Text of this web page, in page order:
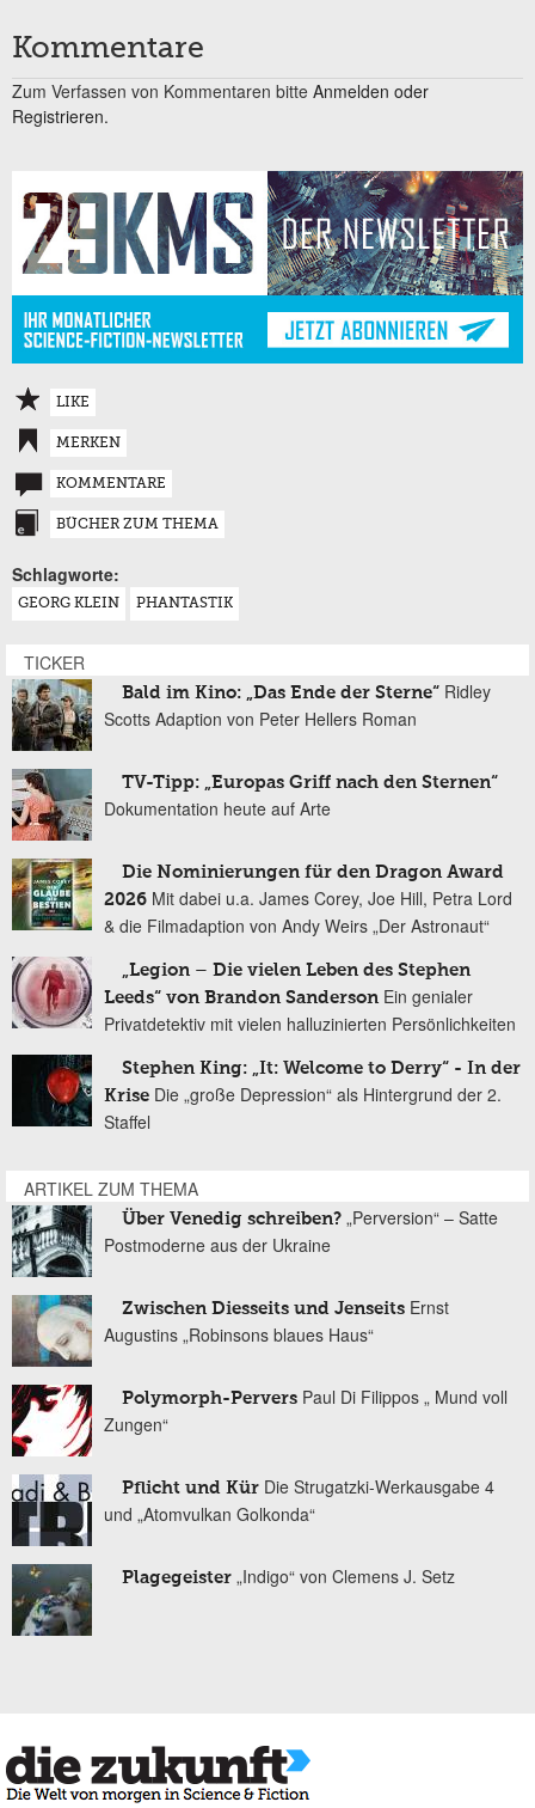
Kommentare
Zum Verfassen von Kommentaren bitte Anmelden oder
Registrieren.
LIKE
MERKEN
KOMMENTARE
BÜCHER ZUM THEMA
Schlagworte:
GEORG KLEIN PHANTASTIK
TICKER
Bald im Kino: „Das Ende der Sterne“ Ridley
Scotts Adaption von Peter Hellers Roman
TV-Tipp: „Europas Griff nach den Sternen“
Dokumentation heute auf Arte
Die Nominierungen für den Dragon Award
2026 Mit dabei u.a. James Corey, Joe Hill, Petra Lord
& die Filmadaption von Andy Weirs „Der Astronaut“
„Legion – Die vielen Leben des Stephen
Leeds“ von Brandon Sanderson Ein genialer
Privatdetektiv mit vielen halluzinierten Persönlichkeiten
Stephen King: „It: Welcome to Derry“ - In der
Krise Die „große Depression“ als Hintergrund der 2.
Staffel
ARTIKEL ZUM THEMA
Über Venedig schreiben? „Perversion“ – Satte
Postmoderne aus der Ukraine
Zwischen Diesseits und Jenseits Ernst
Augustins „Robinsons blaues Haus“
Polymorph-Pervers Paul Di Filippos „ Mund voll
Zungen“
Pflicht und Kür Die Strugatzki-Werkausgabe 4
und „Atomvulkan Golkonda“
Plagegeister „Indigo“ von Clemens J. Setz